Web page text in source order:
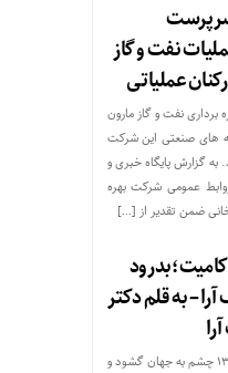
نفت و گاز
عملیاتی
نفت و گاز مارون
های صنعتی این شرکت
به گزارش پایگاه خبری و
عمومی شرکت بهره
ضمن تقدیر از […]
– به قلم دکتر
ماهان ملک‌آرا، در یکشنبه ۱۴ تیر ۱۳۶۶ چشم به جهان گشود و